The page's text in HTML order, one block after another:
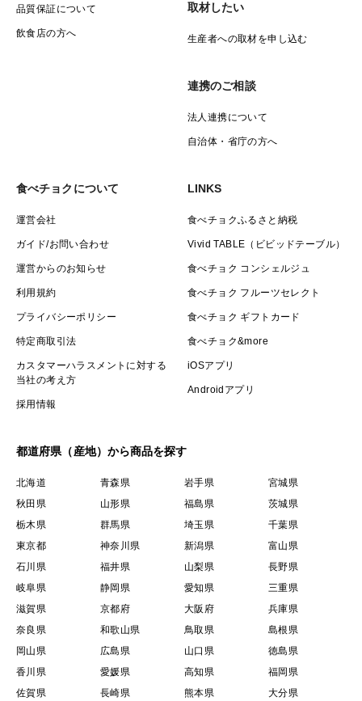
品質保証について
飲食店の方へ
取材したい
生産者への取材を申し込む
連携のご相談
法人連携について
自治体・省庁の方へ
食べチョクについて
運営会社
ガイド/お問い合わせ
運営からのお知らせ
利用規約
プライバシーポリシー
特定商取引法
カスタマーハラスメントに対する
当社の考え方
採用情報
LINKS
食べチョクふるさと納税
Vivid TABLE（ビビッドテーブル）
食べチョク コンシェルジュ
食べチョク フルーツセレクト
食べチョク ギフトカード
食べチョク&more
iOSアプリ
Androidアプリ
都道府県（産地）から商品を探す
北海道 青森県 岩手県
宮城県
秋田県
山形県 福島県
茨城県
栃木県
群馬県 埼玉県
千葉県
東京都
神奈川県 新潟県
富山県
石川県
福井県 山梨県
長野県
岐阜県
静岡県 愛知県
三重県
滋賀県
京都府 大阪府
兵庫県
奈良県
和歌山県 鳥取県
島根県
岡山県
広島県 山口県
徳島県
香川県
愛媛県 高知県
福岡県
佐賀県
長崎県 熊本県 大分県